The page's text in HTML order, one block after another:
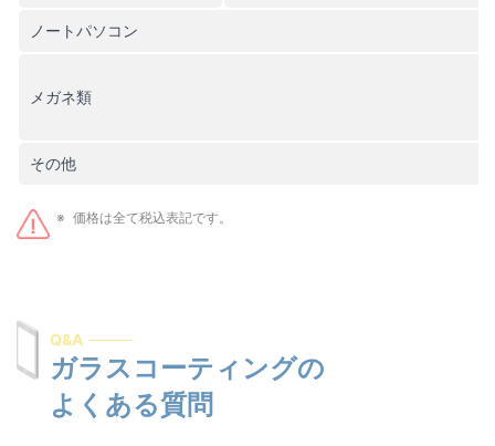
ノートパソコン
メガネ類
その他
価格は全て税込表記です。
Q&A
ガラスコーティングの
よくある質問